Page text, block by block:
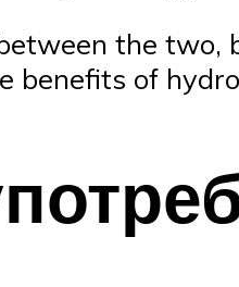
the
benefits of